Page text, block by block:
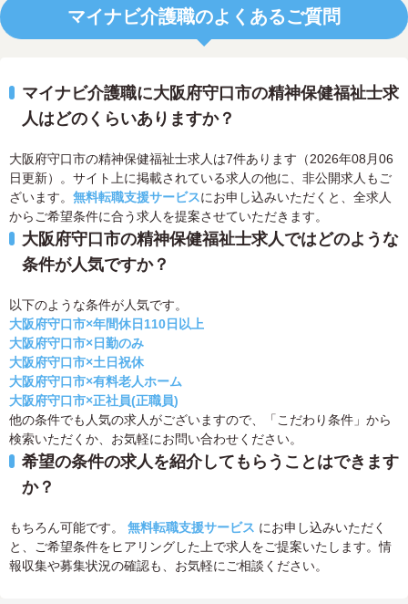
マイナビ介護職のよくあるご質問
マイナビ介護職に大阪府守口市の精神保健福祉士求
人はどのくらいありますか？
大阪府守口市の精神保健福祉士求人は7件あります（2026年08月06
日更新）。サイト上に掲載されている求人の他に、非公開求人もご
ざいます。 無料転職支援サービスにお申し込みいただくと、全求人
からご希望条件に合う求人を提案させていただきます。
大阪府守口市の精神保健福祉士求人ではどのような
条件が人気ですか？
以下のような条件が人気です。
大阪府守口市×年間休日110日以上
大阪府守口市×日勤のみ
大阪府守口市×土日祝休
大阪府守口市×有料老人ホーム
大阪府守口市×正社員(正職員)
他の条件でも人気の求人がございますので、「こだわり条件」から
検索いただくか、お気軽にお問い合わせください。
希望の条件の求人を紹介してもらうことはできます
か？
もちろん可能です。 無料転職支援サービス にお申し込みいただく
と、ご希望条件をヒアリングした上で求人をご提案いたします。情
報収集や募集状況の確認も、お気軽にご相談ください。